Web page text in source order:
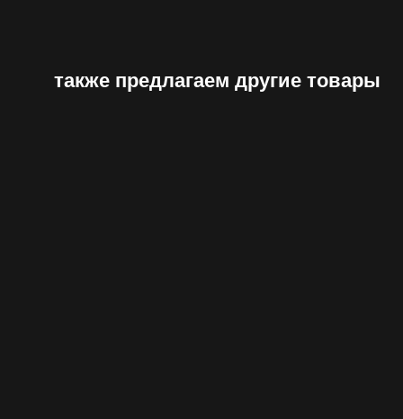
также предлагаем другие товары